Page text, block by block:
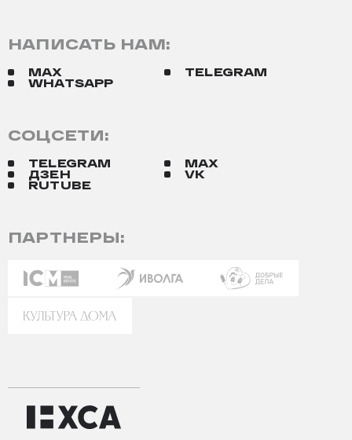
ПАРТНЕРЫ:
СОЦСЕТИ:
TELEGRAM
MAX
ДЗЕН
VK
RUTUBE
НАПИСАТЬ НАМ:
MAX
TELEGRAM
WHATSAPP